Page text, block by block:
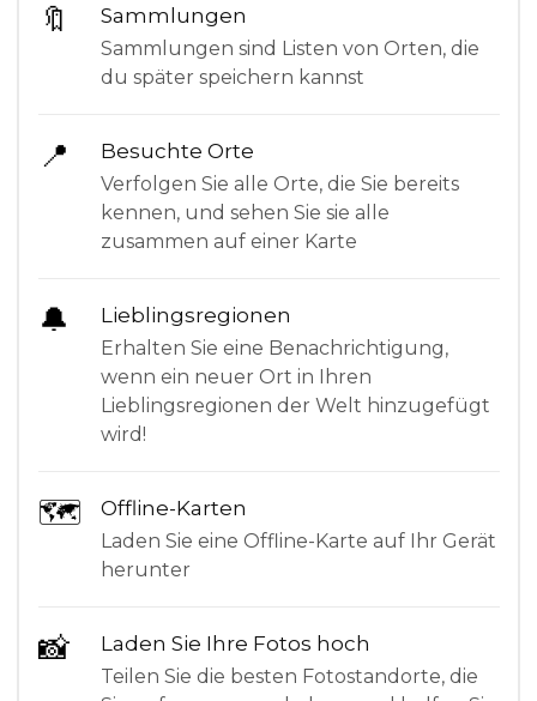
🔖 Sammlungen
Sammlungen sind Listen von Orten, die
du später speichern kannst
📍 Besuchte Orte
Verfolgen Sie alle Orte, die Sie bereits
kennen, und sehen Sie sie alle
zusammen auf einer Karte
🔔 Lieblingsregionen
Erhalten Sie eine Benachrichtigung,
wenn ein neuer Ort in Ihren
Lieblingsregionen der Welt hinzugefügt
wird!
🗺 Offline-Karten
Laden Sie eine Offline-Karte auf Ihr Gerät
herunter
📸 Laden Sie Ihre Fotos hoch
Teilen Sie die besten Fotostandorte, die